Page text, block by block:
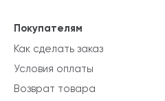
Покупателям
Как сделать заказ
Условия оплаты
Возврат товара